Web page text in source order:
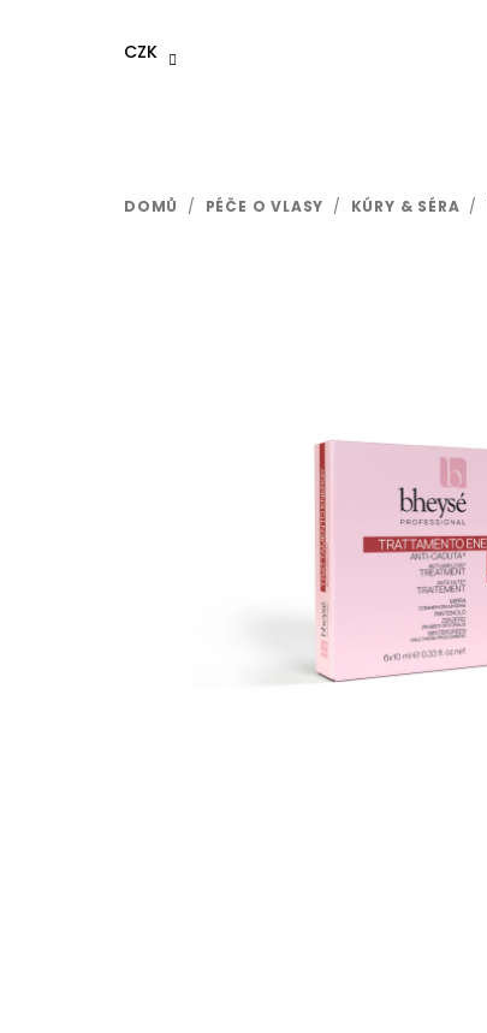
CZK
DOMŮ / PÉČE O VLASY / KÚRY & SÉRA /